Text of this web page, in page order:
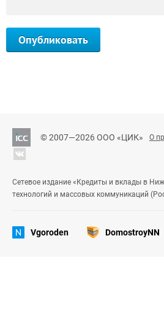
Опубликовать
© 2007—2026 ООО «ЦИК» О
Сетевое издание «Кредиты и вклады в
технологий и массовых коммуникаций
Vgoroden DomostroyNN